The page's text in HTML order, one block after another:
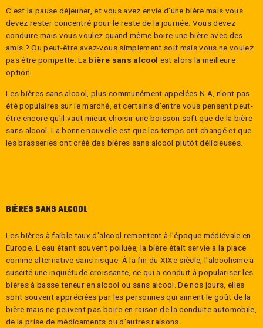
C'est la pause déjeuner, et vous avez envie d'une bière mais vous
devez rester concentré pour le reste de la journée. Vous devez
conduire mais vous voulez quand même boire une bière avec des
amis ? Ou peut-être avez-vous simplement soif mais vous ne voulez
pas être pompette. La bière sans alcool est alors la meilleure
option.
Les bières sans alcool, plus communément appelées N.A, n'ont pas
été populaires sur le marché, et certains d'entre vous pensent peut-
être encore qu'il vaut mieux choisir une boisson soft que de la bière
sans alcool. La bonne nouvelle est que les temps ont changé et que
les brasseries ont créé des bières sans alcool plutôt délicieuses.
BIÈRES SANS ALCOOL
Les bières à faible taux d'alcool remontent à l'époque médiévale en
Europe. L'eau étant souvent polluée, la bière était servie à la place
comme alternative sans risque. À la fin du XIXe siècle, l'alcoolisme a
suscité une inquiétude croissante, ce qui a conduit à populariser les
bières à basse teneur en alcool ou sans alcool. De nos jours, elles
sont souvent appréciées par les personnes qui aiment le goût de la
bière mais ne peuvent pas boire en raison de la conduite automobile,
de la prise de médicaments ou d'autres raisons.